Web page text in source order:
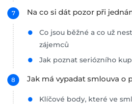
Na co si dát pozor při
Co jsou běžné a co už
zájemců
Jak poznat seriózního
Jak má vypadat smlouva o
Klíčové body, které ve